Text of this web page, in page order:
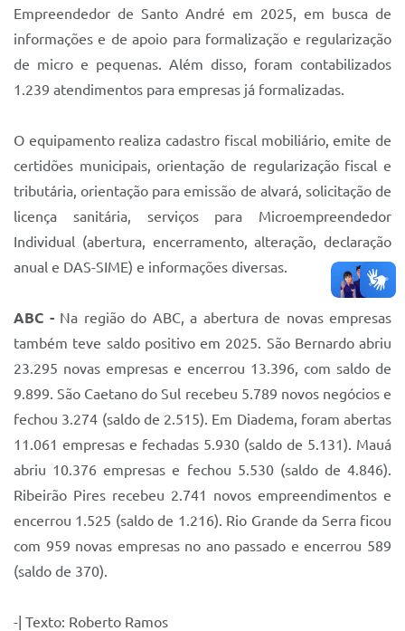
Empreendedor de Santo André em 2025, em busca de
informações e de apoio para formalização e regularização
de micro e pequenas. Além disso, foram contabilizados
1.239 atendimentos para empresas já formalizadas.
O equipamento realiza cadastro fiscal mobiliário, emite de
certidões municipais, orientação de regularização fiscal e
tributária, orientação para emissão de alvará, solicitação de
licença sanitária, serviços para Microempreendedor
Individual (abertura, encerramento, alteração, declaração
anual e DAS-SIME) e informações diversas.
ABC - Na região do ABC, a abertura de novas empresas
também teve saldo positivo em 2025. São Bernardo abriu
23.295 novas empresas e encerrou 13.396, com saldo de
9.899. São Caetano do Sul recebeu 5.789 novos negócios e
fechou 3.274 (saldo de 2.515). Em Diadema, foram abertas
11.061 empresas e fechadas 5.930 (saldo de 5.131). Mauá
abriu 10.376 empresas e fechou 5.530 (saldo de 4.846).
Ribeirão Pires recebeu 2.741 novos empreendimentos e
encerrou 1.525 (saldo de 1.216). Rio Grande da Serra ficou
com 959 novas empresas no ano passado e encerrou 589
(saldo de 370).
-| Texto: Roberto Ramos